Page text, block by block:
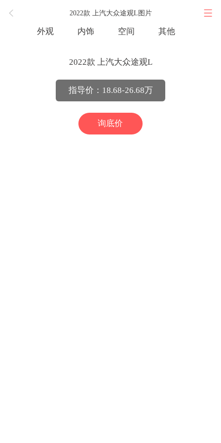
2022款 上汽大众途观L图片
外观 内饰 空间 其他
2022款 上汽大众途观L
指导价：18.68-26.68万
询底价